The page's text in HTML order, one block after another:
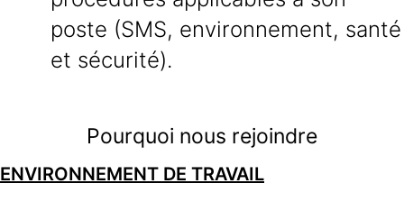
poste (SMS, environnement, santé
et sécurité).
Pourquoi nous rejoindre
ENVIRONNEMENT DE TRAVAIL